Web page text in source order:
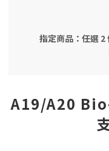
指定商品：任選 2
A19/A20